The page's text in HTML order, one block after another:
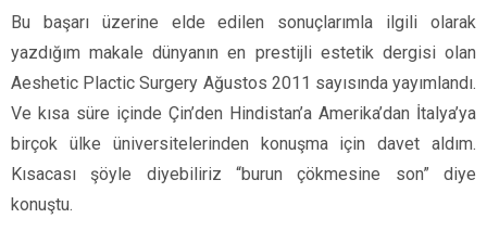
Bu başarı üzerine elde edilen sonuçlarımla ilgili olarak
yazdığım makale dünyanın en prestijli estetik dergisi olan
Aeshetic Plactic Surgery Ağustos 2011 sayısında yayımlandı.
Ve kısa süre içinde Çin’den Hindistan’a Amerika’dan İtalya’ya
birçok ülke üniversitelerinden konuşma için davet aldım.
Kısacası şöyle diyebiliriz “burun çökmesine son” diye
konuştu.